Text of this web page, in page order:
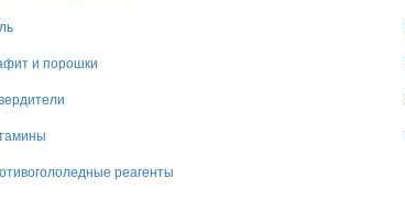
и порошки
реагенты